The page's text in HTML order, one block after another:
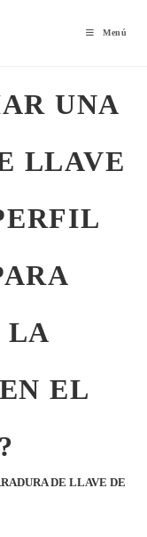
Menú
UNA
LLAVE
LA
EL
DE LLAVE DE